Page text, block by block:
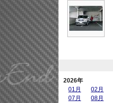
2026年
01月
02月
07月
08月